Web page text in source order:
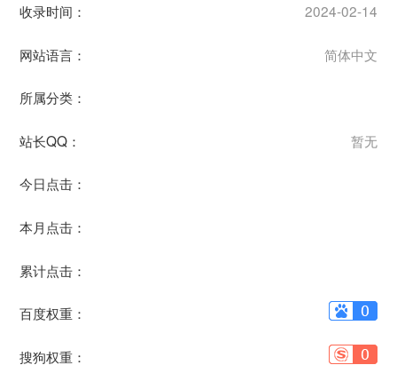
收录时间： 2024-02-14
网站语言： 简体中文
所属分类：
站长QQ： 暂无
今日点击：
本月点击：
累计点击：
百度权重：
搜狗权重：